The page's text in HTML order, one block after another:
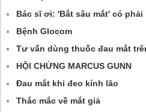
Bác sĩ ơi: 'Bắt sâu mắt' có phải
Bệnh Glocom
Tư vấn dùng thuốc đau mắt
HỘI CHỨNG MARCUS GUNN
Đau mắt khi đeo kính lão
Thắc mắc về mắt giả